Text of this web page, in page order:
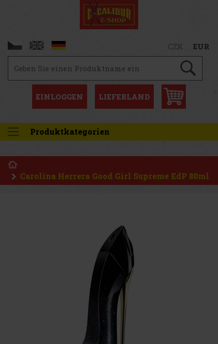
CZK EUR
EINLOGGEN LIEFERLAND
Produktkategorien
Carolina Herrera Good Girl Supreme EdP 80ml